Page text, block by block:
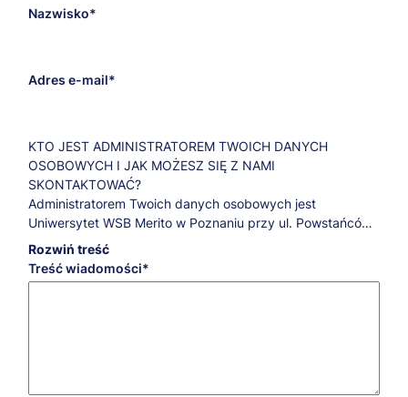
Nazwisko
Adres e-mail
KTO JEST ADMINISTRATOREM TWOICH DANYCH
OSOBOWYCH I JAK MOŻESZ SIĘ Z NAMI
SKONTAKTOWAĆ?
Administratorem Twoich danych osobowych jest
Uniwersytet WSB Merito w Poznaniu przy ul. Powstańców
Wielkopolskich 5.
Jeśli masz pytania dotyczące przetwarzania Twoich
danych osobowych oraz przysługujących Ci praw,
Rozwiń treść
Treść wiadomości